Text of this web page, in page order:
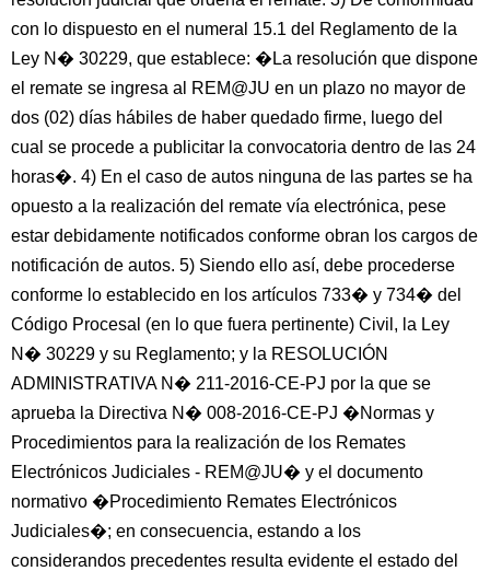
con lo dispuesto en el numeral 15.1 del Reglamento de la
Ley N� 30229, que establece: �La resolución que dispone
el remate se ingresa al REM@JU en un plazo no mayor de
dos (02) días hábiles de haber quedado firme, luego del
cual se procede a publicitar la convocatoria dentro de las 24
horas�. 4) En el caso de autos ninguna de las partes se ha
opuesto a la realización del remate vía electrónica, pese
estar debidamente notificados conforme obran los cargos de
notificación de autos. 5) Siendo ello así, debe procederse
conforme lo establecido en los artículos 733� y 734� del
Código Procesal (en lo que fuera pertinente) Civil, la Ley
N� 30229 y su Reglamento; y la RESOLUCIÓN
ADMINISTRATIVA N� 211-2016-CE-PJ por la que se
aprueba la Directiva N� 008-2016-CE-PJ �Normas y
Procedimientos para la realización de los Remates
Electrónicos Judiciales - REM@JU� y el documento
normativo �Procedimiento Remates Electrónicos
Judiciales�; en consecuencia, estando a los
considerandos precedentes resulta evidente el estado del